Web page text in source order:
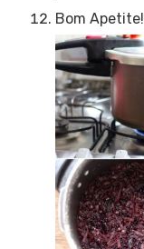
Bom Apetite!